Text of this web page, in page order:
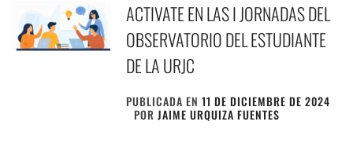
ACTIVATE EN LAS I JORNADAS DEL
OBSERVATORIO DEL ESTUDIANTE
DE LA URJC
PUBLICADA EN11 DE DICIEMBRE DE 2024
PORJAIME URQUIZA FUENTES